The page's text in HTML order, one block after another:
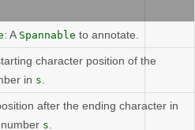
: A Spannable to annotate.
character position of the
in s
after the ending character in
s